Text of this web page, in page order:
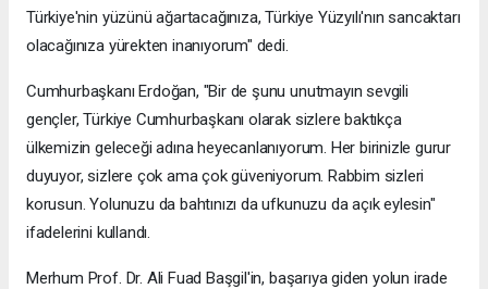
Türkiye'nin yüzünü ağartacağınıza, Türkiye Yüzyılı'nın sancaktarı
olacağınıza yürekten inanıyorum" dedi.
Cumhurbaşkanı Erdoğan, "Bir de şunu unutmayın sevgili
gençler, Türkiye Cumhurbaşkanı olarak sizlere baktıkça
ülkemizin geleceği adına heyecanlanıyorum. Her birinizle gurur
duyuyor, sizlere çok ama çok güveniyorum. Rabbim sizleri
korusun. Yolunuzu da bahtınızı da ufkunuzu da açık eylesin"
ifadelerini kullandı.
Merhum Prof. Dr. Ali Fuad Başgil'in, başarıya giden yolun irade